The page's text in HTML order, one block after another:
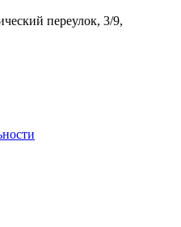
переулок, 3/9,